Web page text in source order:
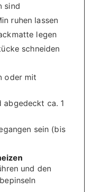
sind
ruhen lassen
legen
schneiden
oder mit
abgedeckt ca. 1
sein (bis
und den